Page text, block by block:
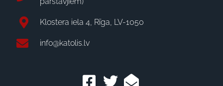
Klostera iela 4, Rīga, LV-1050
info@katolis.lv